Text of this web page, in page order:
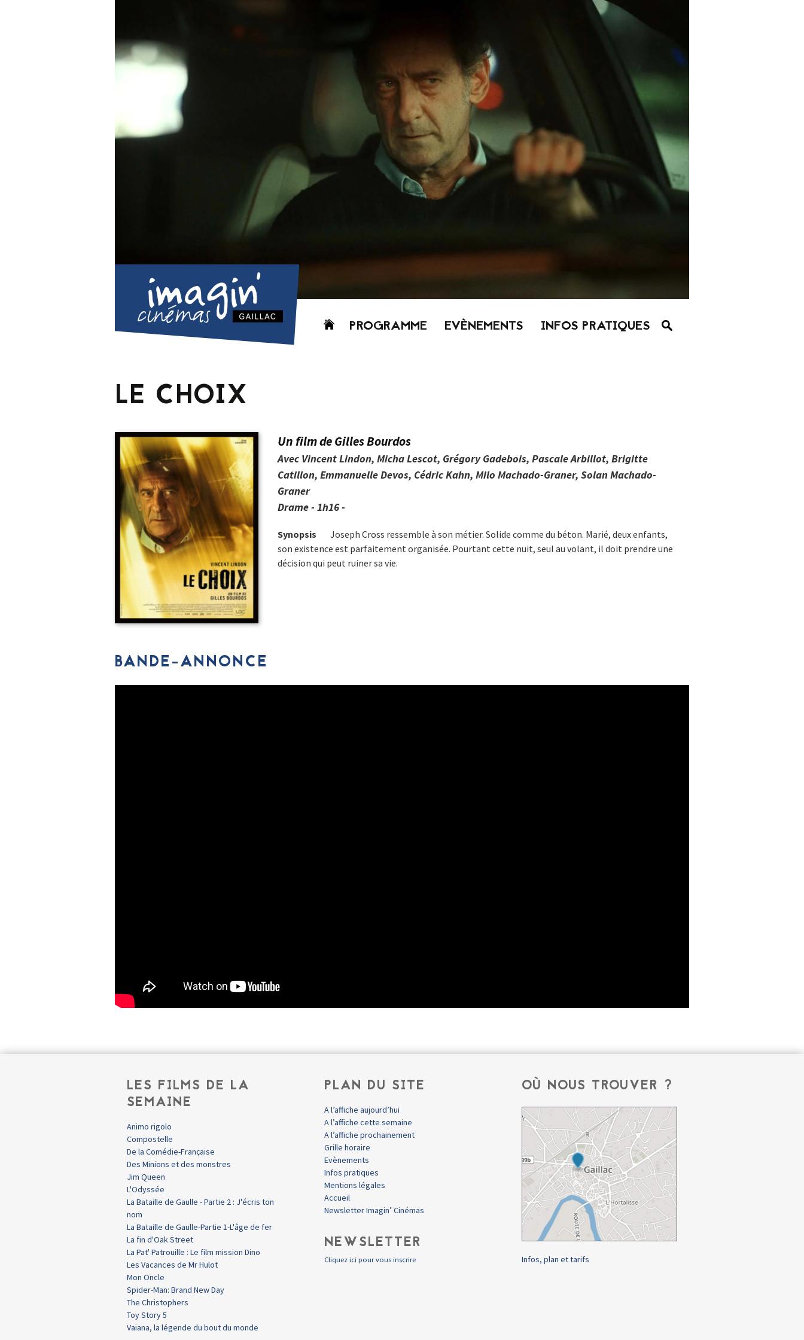
Aller
PROGRAMME
PROGRAMME
PDF
EVÈNEMENTS INFOS PRATIQUES
LE CHOIX
Un film de Gilles Bourdos
Avec Vincent Lindon, Micha Lescot, Grégory Gadebois, Pascale Arbillot, Brigitte
Catillon, Emmanuelle Devos, Cédric Kahn, Milo Machado-Graner, Solan Machado-
Graner
Drame - 1h16 -
Synopsis
Joseph Cross ressemble à son métier. Solide comme du béton. Marié, deux enfants,
son existence est parfaitement organisée. Pourtant cette nuit, seul au volant, il doit prendre une
décision qui peut ruiner sa vie.
BANDE-ANNONCE
LES FILMS DE LA
SEMAINE
Animo rigolo
Compostelle
De la Comédie-Française
Des Minions et des monstres
Jim Queen
L'Odyssée
La Bataille de Gaulle - Partie 2 : J'écris ton
nom
La Bataille de Gaulle-Partie 1-L'âge de fer
La fin d'Oak Street
La Pat' Patrouille : Le film mission Dino
Les Vacances de Mr Hulot
Mon Oncle
Spider-Man: Brand New Day
The Christophers
Toy Story 5
Vaiana, la légende du bout du monde
PLAN DU SITE
A l’affiche aujourd’hui
A l’affiche cette semaine
A l’affiche prochainement
Grille horaire
Evènements
Infos pratiques
Mentions légales
Accueil
Newsletter Imagin’ Cinémas
NEWSLETTER
Cliquez ici pour vous inscrire
OÙ NOUS TROUVER ?
Infos, plan et tarifs